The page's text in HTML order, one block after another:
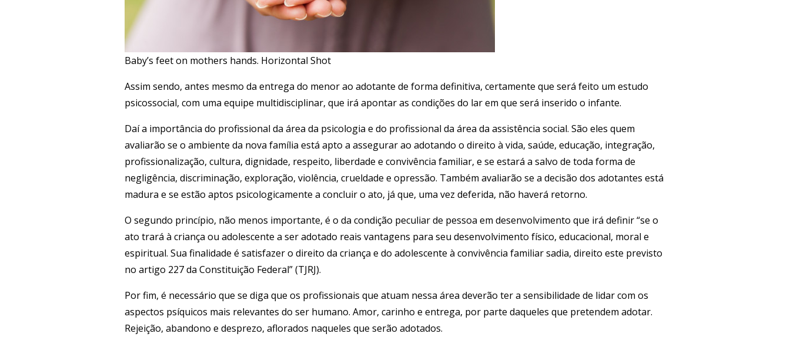
Baby’s feet on mothers hands. Horizontal Shot
Assim sendo, antes mesmo da entrega do menor ao adotante de forma definitiva, certamente que será feito um estudo
psicossocial, com uma equipe multidisciplinar, que irá apontar as condições do lar em que será inserido o infante.
Daí a importância do profissional da área da psicologia e do profissional da área da assistência social. São eles quem
avaliarão se o ambiente da nova família está apto a assegurar ao adotando o direito à vida, saúde, educação, integração,
profissionalização, cultura, dignidade, respeito, liberdade e convivência familiar, e se estará a salvo de toda forma de
negligência, discriminação, exploração, violência, crueldade e opressão. Também avaliarão se a decisão dos adotantes está
madura e se estão aptos psicologicamente a concluir o ato, já que, uma vez deferida, não haverá retorno.
O segundo princípio, não menos importante, é o da condição peculiar de pessoa em desenvolvimento que irá definir “se o
ato trará à criança ou adolescente a ser adotado reais vantagens para seu desenvolvimento físico, educacional, moral e
espiritual. Sua finalidade é satisfazer o direito da criança e do adolescente à convivência familiar sadia, direito este previsto
no artigo 227 da Constituição Federal” (TJRJ).
Por fim, é necessário que se diga que os profissionais que atuam nessa área deverão ter a sensibilidade de lidar com os
aspectos psíquicos mais relevantes do ser humano. Amor, carinho e entrega, por parte daqueles que pretendem adotar.
Rejeição, abandono e desprezo, aflorados naqueles que serão adotados.